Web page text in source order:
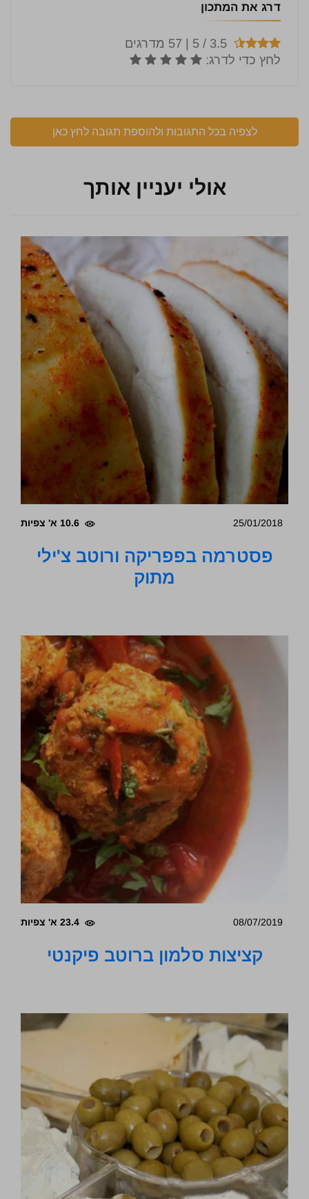
דרג את המתכון
לצפיה בכל התגובות ולהוספת תגובה לחץ כאן
אולי יעניין אותך
25/01/2018 10.6 א' צפיות
פסטרמה בפפריקה ורוטב צ'ילי
מתוק
08/07/2019 23.4 א' צפיות
קציצות סלמון ברוטב פיקנטי